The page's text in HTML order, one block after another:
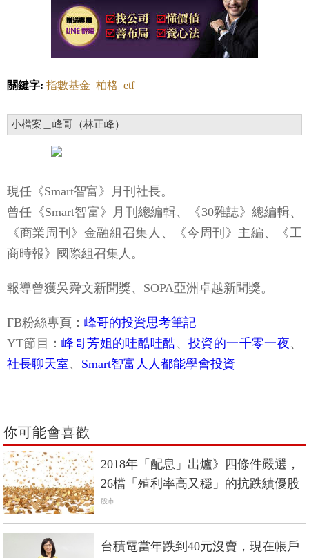
指數基金
小檔案＿峰哥（林正峰）
現任《Smart智富》月刊社長。
《商業周刊》金融組召集人、《今周刊》主編、《工
商時報》國際組召集人。
報導曾獲吳舜文新聞獎、SOPA亞洲卓越新聞獎。
FB粉絲專頁：峰哥的投資思考筆記
社長聊天室、 Smart智富人人都能學會投資
26檔「殖利率高又穩」的抗跌績優股
股市
股賺5倍以上通常只有2種情況
股票